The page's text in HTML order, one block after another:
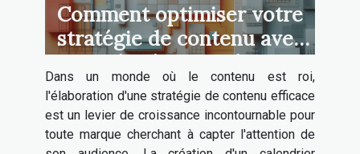
Comment optimiser votre
stratégie de contenu avec
un calendrier marketing
Dans un monde où le contenu est roi,
l'élaboration d'une stratégie de contenu efficace
est un levier de croissance incontournable pour
toute marque cherchant à capter l'attention de